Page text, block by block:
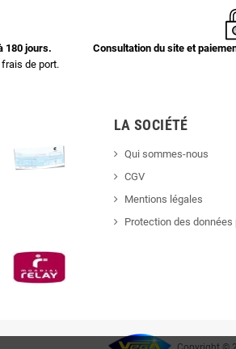
180 jours.
de port.
Consultation du site et
LA SOCIÉTÉ
Qui sommes-nous
CGV
Mentions légales
Protection des données